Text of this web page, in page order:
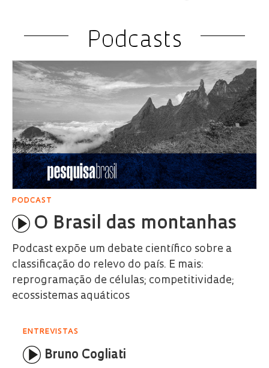
Podcasts
PODCAST
O Brasil das montanhas
Podcast expõe um debate científico sobre a
classificação do relevo do país. E mais:
reprogramação de células; competitividade;
ecossistemas aquáticos
ENTREVISTAS
Bruno Cogliati